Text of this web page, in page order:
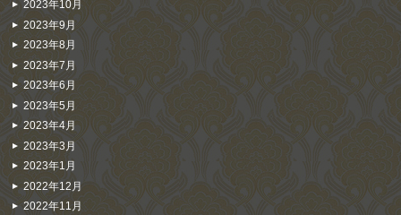
2023年10月
2023年9月
2023年8月
2023年7月
2023年6月
2023年5月
2023年4月
2023年3月
2023年1月
2022年12月
2022年11月